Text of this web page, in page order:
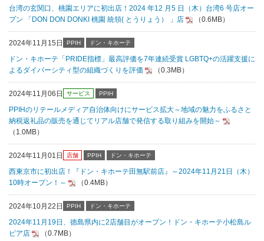
台湾の玄関口、桃園エリアに初出店！2024 年12 月5 日（木）台湾6 号店オー
プン 「DON DON DONKI 桃園 統領( とうりょう） 」店
（0.6MB）
2024年11月15日 PPIH ドン・キホーテ
ドン・キホーテ「PRIDE指標」最高評価を7年連続受賞 LGBTQ+の活躍支援に
よるダイバーシティ型の組織づくりを評価
（0.3MB）
2024年11月06日 サービス PPIH
PPIHのリテールメディア自治体向けにサービス拡大～地域の魅力をふるさと
納税返礼品の販売を通じてリアル店舗で発信する取り組みを開始～
（1.0MB）
2024年11月01日 店舗 PPIH ドン・キホーテ
西東京市に初出店！『ドン・キホーテ田無駅前店』～2024年11月21日（木）
10時オープン！～
（0.4MB）
2024年10月22日 PPIH ドン・キホーテ
2024年11月19日、徳島県内に2店舗目がオープン！ドン・キホーテ小松島ル
ピア店
（0.7MB）